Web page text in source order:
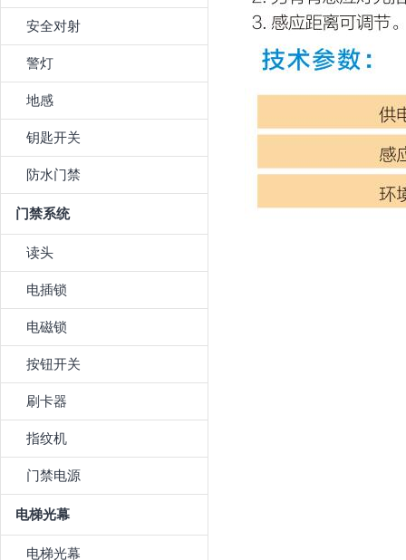
安全对射
警灯
地感
钥匙开关
防水门禁
门禁系统
读头
电插锁
电磁锁
按钮开关
刷卡器
指纹机
门禁电源
电梯光幕
电梯光幕